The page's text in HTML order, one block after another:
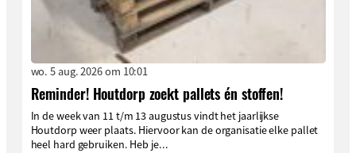
wo. 5 aug. 2026 om 10:01
Reminder! Houtdorp zoekt pallets én stoffen!
In de week van 11 t/m 13 augustus vindt het jaarlijkse
Houtdorp weer plaats. Hiervoor kan de organisatie elke pallet
heel hard gebruiken. Heb je...